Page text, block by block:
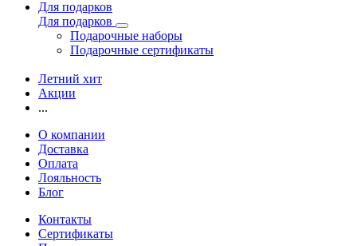
Для подарков
Для подарков
Подарочные наборы
Подарочные сертификаты
Летний хит
Акции
...
О компании
Доставка
Оплата
Лояльность
Блог
Контакты
Сертификаты